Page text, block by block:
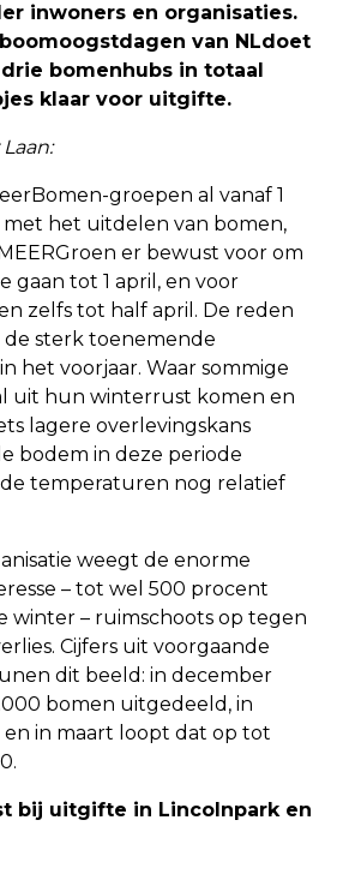
inwoners en organisaties.
van NLdoet
bomenhubs in totaal
klaar voor uitgifte.
groepen al vanaf 1
het uitdelen van bomen,
er bewust voor om
gaan tot 1 april, en voor
zelfs tot half april. De reden
sterk toenemende
het voorjaar. Waar sommige
uit hun winterrust komen en
lagere overlevingskans
bodem in deze periode
temperaturen nog relatief
weegt de enorme
– tot wel 500 procent
winter – ruimschoots op tegen
Cijfers uit voorgaande
dit beeld: in december
bomen uitgedeeld, in
en in maart loopt dat op tot
bij uitgifte in Lincolnpark en